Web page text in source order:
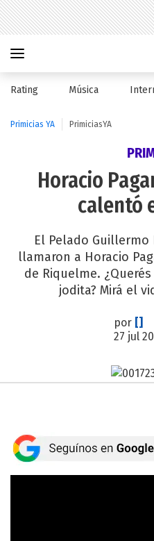
Rating Música
Primicias YA PrimiciasYA
Horacio
calentó
El Pelado Guillermo
llamaron a Horacio
de Riquelme.
jodita? Mirá el
por []
27 jul